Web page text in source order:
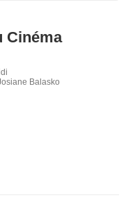
Cinéma
Balasko